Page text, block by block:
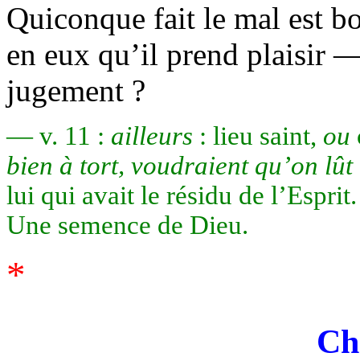
Quiconque fait le mal est
en eux qu’il prend plaisir
jugement ?
— v. 11 : ailleurs : lieu saint, ou
bien à tort, voudraient qu’on lût
lui qui avait le résidu de
Une semence de Dieu.
*